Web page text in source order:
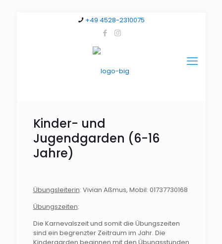
+49 4528-2310075
Kinder- und
Jugendgarden (6-16
Jahre)
Übungsleiterin: Vivian Aßmus, Mobil: 01737730168
Übungszeiten:
Die Karnevalszeit und somit die Übungszeiten
sind ein begrenzter Zeitraum im Jahr. Die